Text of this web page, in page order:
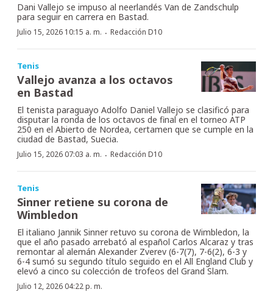
Dani Vallejo se impuso al neerlandés Van de Zandschulp
para seguir en carrera en Bastad.
Julio 15, 2026 10:15 a. m. · Redacción D10
Tenis
Vallejo avanza a los octavos
en Bastad
El tenista paraguayo Adolfo Daniel Vallejo se clasificó para
disputar la ronda de los octavos de final en el torneo ATP
250 en el Abierto de Nordea, certamen que se cumple en la
ciudad de Bastad, Suecia.
Julio 15, 2026 07:03 a. m. · Redacción D10
Tenis
Sinner retiene su corona de
Wimbledon
El italiano Jannik Sinner retuvo su corona de Wimbledon, la
que el año pasado arrebató al español Carlos Alcaraz y tras
remontar al alemán Alexander Zverev (6-7(7), 7-6(2), 6-3 y
6-4 sumó su segundo título seguido en el All England Club y
elevó a cinco su colección de trofeos del Grand Slam.
Julio 12, 2026 04:22 p. m.